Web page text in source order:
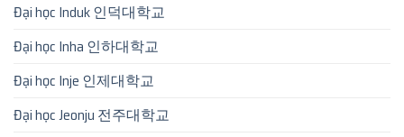
Đại học Induk 인덕대학교
Đại học Inha 인하대학교
Đại học Inje 인제대학교
Đại học Jeonju 전주대학교